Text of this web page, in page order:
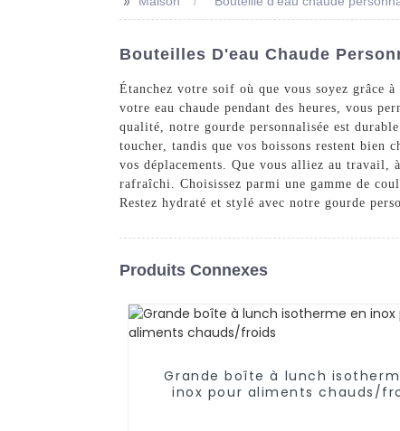
Bouteilles D'eau Chaude
Étanchez votre soif où que vous soyez grâce
votre eau chaude pendant des heures, vous
qualité, notre gourde personnalisée est
toucher, tandis que vos boissons restent bien
vos déplacements. Que vous alliez au travail,
rafraîchi. Choisissez parmi une gamme de
Restez hydraté et stylé avec notre gourde
Produits Connexes
Grande boîte à lunch
inox pour aliments chauds/